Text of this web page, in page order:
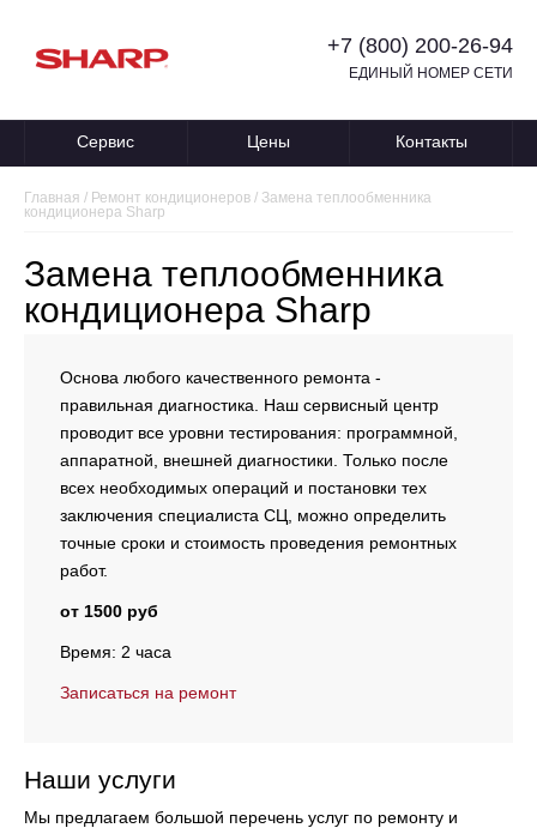
+7 (800) 200-26-94
ЕДИНЫЙ НОМЕР СЕТИ
Сервис Цены Контакты
Главная / Ремонт кондиционеров / Замена теплообменника
кондиционера Sharp
Замена теплообменника
кондиционера Sharp
Основа любого качественного ремонта -
правильная диагностика. Наш сервисный центр
проводит все уровни тестирования: программной,
аппаратной, внешней диагностики. Только после
всех необходимых операций и постановки тех
заключения специалиста СЦ, можно определить
точные сроки и стоимость проведения ремонтных
работ.
от 1500 руб
Время: 2 часа
Записаться на ремонт
Наши услуги
Мы предлагаем большой перечень услуг по ремонту и